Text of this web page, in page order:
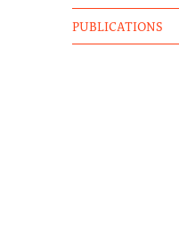
PUBLICATIONS